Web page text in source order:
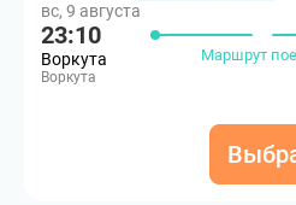
вс, 9 августа
23:10
Воркута
Воркута
Маршрут